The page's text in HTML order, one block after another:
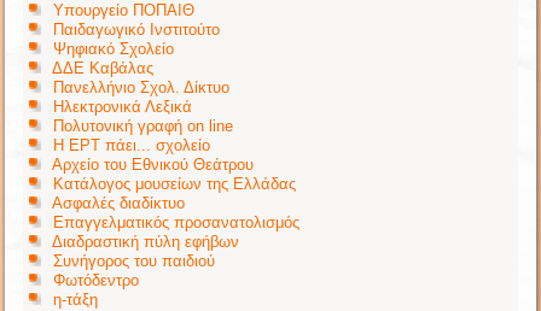
Υπουργείο ΠΟΠΑΙΘ
Παιδαγωγικό Ινστιτούτο
Ψηφιακό Σχολείο
ΔΔΕ Καβάλας
Πανελλήνιο Σχολ. Δίκτυο
Ηλεκτρονικά Λεξικά
Πολυτονική γραφή on line
Η ΕΡΤ πάει... σχολείο
Αρχείο του Εθνικού Θεάτρου
Κατάλογος μουσείων της Ελλάδας
Ασφαλές διαδίκτυο
Επαγγελματικός προσανατολισμός
Διαδραστική πύλη εφήβων
Συνήγορος του παιδιού
Φωτόδεντρο
η-τάξη